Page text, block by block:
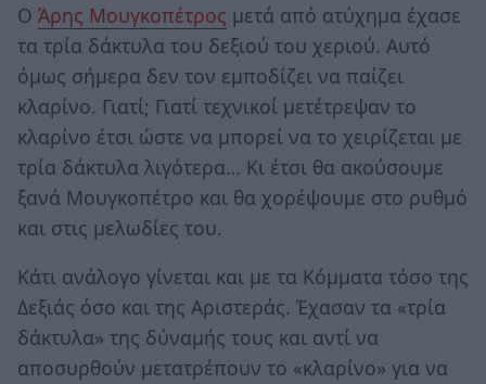
Ο Άρης Μουγκοπέτρος μετά από ατύχημα έχασε
τα τρία δάκτυλα του δεξιού του χεριού. Αυτό
όμως σήμερα δεν τον εμποδίζει να παίζει
κλαρίνο. Γιατί; Γιατί τεχνικοί μετέτρεψαν το
κλαρίνο έτσι ώστε να μπορεί να το χειρίζεται με
τρία δάκτυλα λιγότερα… Κι έτσι θα ακούσουμε
ξανά Μουγκοπέτρο και θα χορέψουμε στο ρυθμό
και στις μελωδίες του.
Κάτι ανάλογο γίνεται και με τα Κόμματα τόσο της
Δεξιάς όσο και της Αριστεράς. Έχασαν τα «τρία
δάκτυλα» της δύναμής τους και αντί να
αποσυρθούν μετατρέπουν το «κλαρίνο» για να